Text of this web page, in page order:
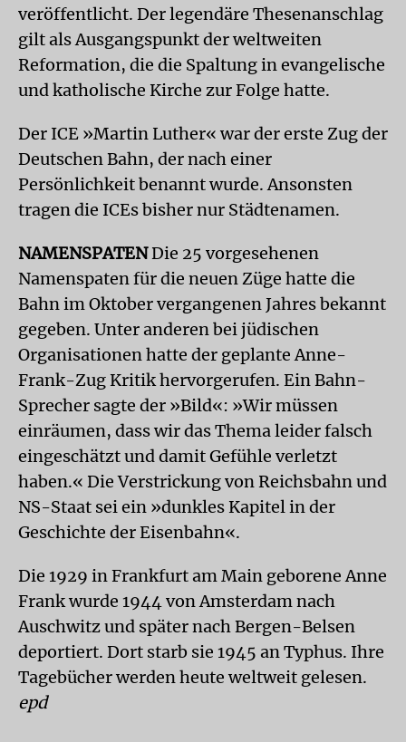
veröffentlicht. Der legendäre Thesenanschlag
gilt als Ausgangspunkt der weltweiten
Reformation, die die Spaltung in evangelische
und katholische Kirche zur Folge hatte.
Der ICE »Martin Luther« war der erste Zug der
Deutschen Bahn, der nach einer
Persönlichkeit benannt wurde. Ansonsten
tragen die ICEs bisher nur Städtenamen.
NAMENSPATENDie 25 vorgesehenen
Namenspaten für die neuen Züge hatte die
Bahn im Oktober vergangenen Jahres bekannt
gegeben. Unter anderen bei jüdischen
Organisationen hatte der geplante Anne-
Frank-Zug Kritik hervorgerufen. Ein Bahn-
Sprecher sagte der »Bild«: »Wir müssen
einräumen, dass wir das Thema leider falsch
eingeschätzt und damit Gefühle verletzt
haben.« Die Verstrickung von Reichsbahn und
NS-Staat sei ein »dunkles Kapitel in der
Geschichte der Eisenbahn«.
Die 1929 in Frankfurt am Main geborene Anne
Frank wurde 1944 von Amsterdam nach
Auschwitz und später nach Bergen-Belsen
deportiert. Dort starb sie 1945 an Typhus. Ihre
Tagebücher werden heute weltweit gelesen.
epd